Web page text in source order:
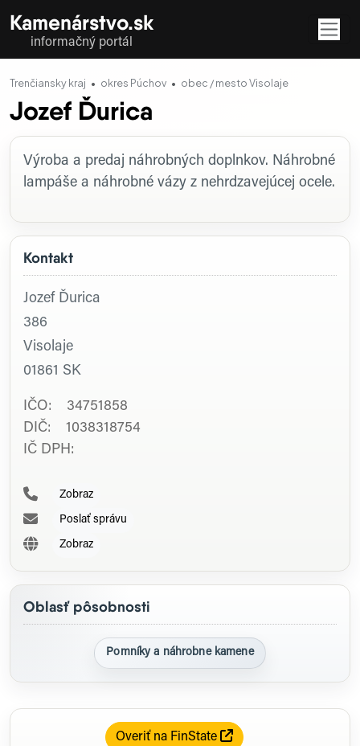
Kamenárstvo.sk
informačný portál
Trenčiansky kraj okres Púchov obec / mesto Visolaje
Jozef Ďurica
Kontakt
Jozef Ďurica
386
Visolaje
01861 SK
IČO: 34751858
DIČ: 1038318754
IČ DPH:
Zobraz
Poslať správu
Zobraz
Oblasť pôsobnosti
Pomníky a náhrobne kamene
Overiť na FinState
Profil firmy
Výroba a predaj náhrobných doplnkov. Náhrobné
lampáše a náhrobné vázy z nehrdzavejúcej ocele.